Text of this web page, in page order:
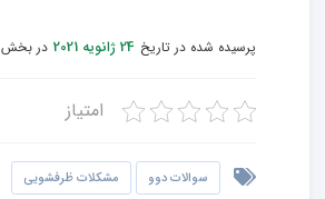
پرسیده شده در تاریخ 24 ژانویه 2021 در بخش
امتیاز
سوالات دوو مشکلات ظرفشویی